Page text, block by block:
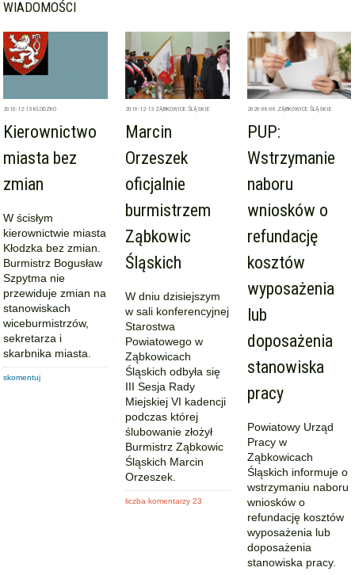
WIADOMOŚCI
2010-12-13 KŁODZKO
Kierownictwo
miasta bez
zmian
W ścisłym
kierownictwie miasta
Kłodzka bez zmian.
Burmistrz Bogusław
Szpytma nie
przewiduje zmian na
stanowiskach
wiceburmistrzów,
sekretarza i
skarbnika miasta.
skomentuj
2010-12-13 ZĄBKOWICE ŚLĄSKIE
Marcin
Orzeszek
oficjalnie
burmistrzem
Ząbkowic
Śląskich
W dniu dzisiejszym
w sali konferencyjnej
Starostwa
Powiatowego w
Ząbkowicach
Śląskich odbyła się
III Sesja Rady
Miejskiej VI kadencji
podczas której
ślubowanie złożył
Burmistrz Ząbkowic
Śląskich Marcin
Orzeszek.
liczba komentarzy 23
2026-08-06 ZĄBKOWICE ŚLĄSKIE
PUP:
Wstrzymanie
naboru
wniosków o
refundację
kosztów
wyposażenia
lub
doposażenia
stanowiska
pracy
Powiatowy Urząd
Pracy w
Ząbkowicach
Śląskich informuje o
wstrzymaniu naboru
wniosków o
refundację kosztów
wyposażenia lub
doposażenia
stanowiska pracy.